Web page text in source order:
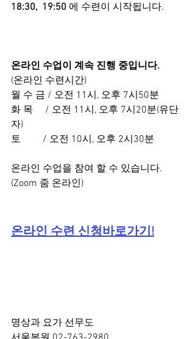
18:30,  19:50 에 수련이 시작됩니다.
온라인 수업이 계속 진행 중입니다.
(온라인 수련시간)
월 수 금 / 오전 11시, 오후 7시50분
화 목     / 오전 11시, 오후 7시20분(유단
자)
토         / 오전 10시, 오후 2시30분
온라인 수업을 참여 할 수 있습니다.
(Zoom 줌 온라인)
온라인 수련 신청바로가기!
명상과 요가 선무도